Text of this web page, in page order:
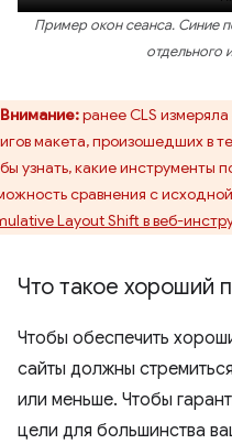
Пример окон сеанса. Синие
отдельного
Внимание:ранее CLS
макета, произошедших в
узнать, какие инструменты
сравнения с
Layout Shift в веб-
Что такое хороший
Чтобы обеспечить
сайты должны
или меньше. Чтобы
цели для большинства